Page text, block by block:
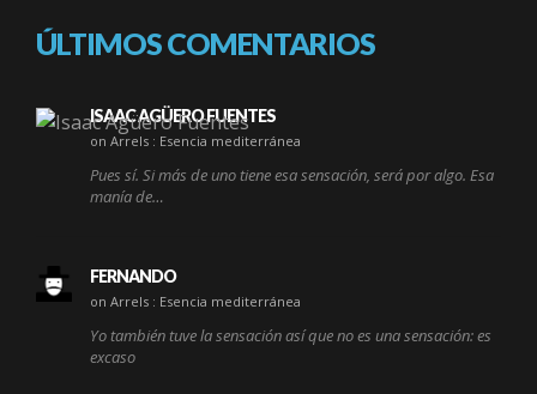
ÚLTIMOS COMENTARIOS
ISAAC AGÜERO FUENTES
on Arrels : Esencia mediterránea
Pues sí. Si más de uno tiene esa sensación, será por algo. Esa
manía de…
FERNANDO
on Arrels : Esencia mediterránea
Yo también tuve la sensación así que no es una sensación: es
excaso